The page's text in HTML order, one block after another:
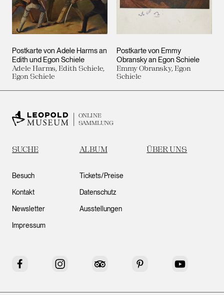
Postkarte von Adele Harms an
Edith und Egon Schiele
Adele Harms, Edith Schiele,
Egon Schiele
Postkarte von Emmy
Obransky an Egon Schiele
Emmy Obransky, Egon
Schiele
ONLINE
SAMMLUNG
SUCHE ALBUM ÜBER UNS
Besuch
Kontakt
Newsletter
Impressum
Tickets/Preise
Datenschutz
Ausstellungen
Facebook Instagram Tripadvisor Pinterest YouTube